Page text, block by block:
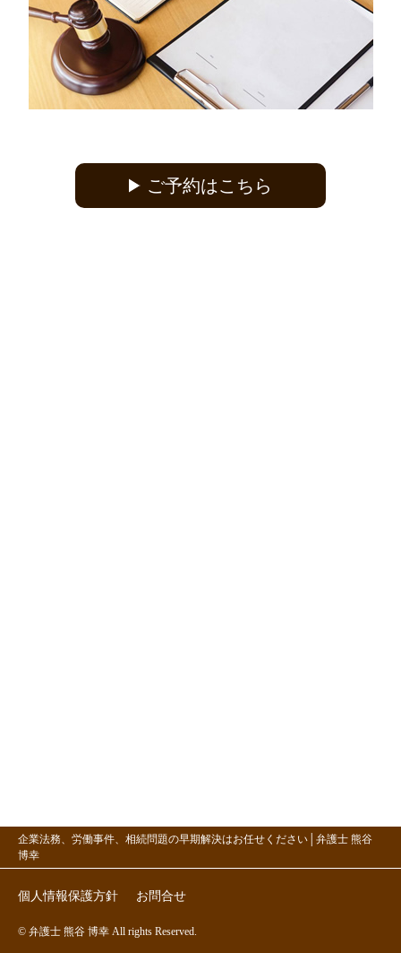
ご予約はこちら
企業法務、労働事件、相続問題の早期解決はお任せください│弁護士 熊谷
博幸
個人情報保護方針 お問合せ
© 弁護士 熊谷 博幸 All rights Reserved.